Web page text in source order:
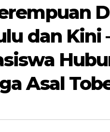
dan Kini
Asal